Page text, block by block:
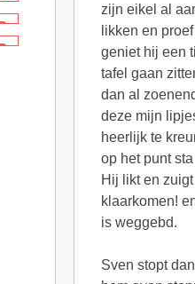
zijn eikel al
likken en
geniet hij een
tafel gaan
dan al
deze mijn
heerlijk te
op het punt
Hij likt en
klaarkomen!
is weggebd.
Sven stopt